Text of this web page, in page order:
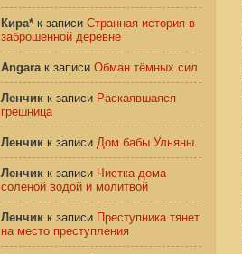
Кира* к записи Странная история в
заброшенной деревне
Angaraк записи Обман тёмных сил
Ленчик к записи Раскаявшаяся
грешница
Ленчик к записи Дом бабы Ульяны
Ленчик к записи Чистка дома
соленой водой и молитвой
Ленчик к записи Преступника тянет
на место преступления